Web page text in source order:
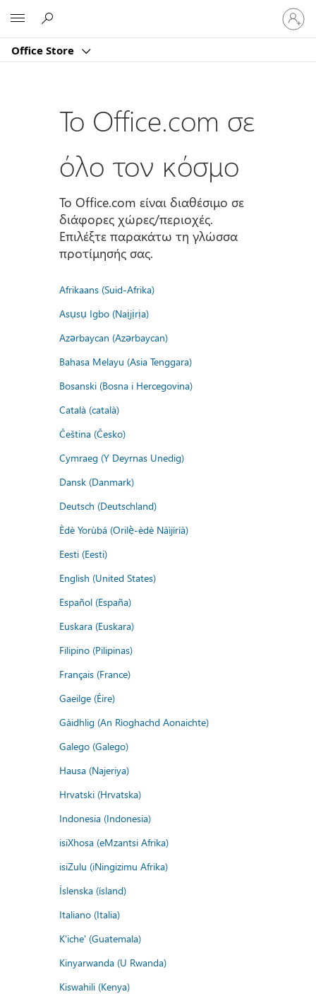
Office Store
Είσοδος
στον
Το Office.com σε
όλο τον κόσμο
Το Office.com είναι διαθέσιμο σε
διάφορες χώρες/περιοχές.
Επιλέξτε παρακάτω τη γλώσσα
προτίμησής σας.
Afrikaans (Suid-Afrika)
Asụsụ Igbo (Naịjịrịa)
Azərbaycan (Azərbaycan)
Bahasa Melayu (Asia Tenggara)
Bosanski (Bosna i Hercegovina)
Català (català)
Čeština (Česko)
Cymraeg (Y Deyrnas Unedig)
Dansk (Danmark)
Deutsch (Deutschland)
Èdè Yorùbá (Orilẹ̀-èdè Nàìjíríà)
Eesti (Eesti)
English (United States)
Español (España)
Euskara (Euskara)
Filipino (Pilipinas)
Français (France)
Gaeilge (Éire)
Gàidhlig (An Rìoghachd Aonaichte)
Galego (Galego)
Hausa (Najeriya)
Hrvatski (Hrvatska)
Indonesia (Indonesia)
isiXhosa (eMzantsi Afrika)
isiZulu (iNingizimu Afrika)
Íslenska (ísland)
Italiano (Italia)
K'iche' (Guatemala)
Kinyarwanda (U Rwanda)
Kiswahili (Kenya)